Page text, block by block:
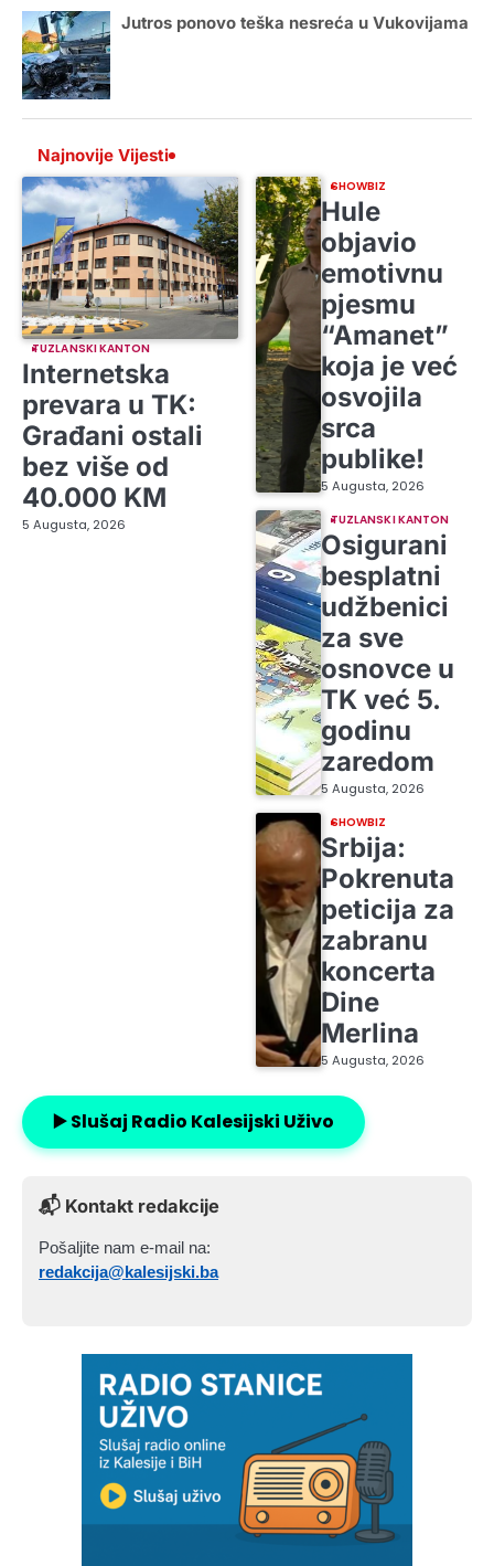
Jutros ponovo teška nesreća u Vukovijama
Najnovije Vijesti
TUZLANSKI KANTON
Internetska
prevara u TK:
Građani ostali
bez više od
40.000 KM
5 Augusta, 2026
SHOWBIZ
Hule
objavio
emotivnu
pjesmu
“Amanet”
koja je već
osvojila
srca
publike!
5 Augusta, 2026
TUZLANSKI KANTON
Osigurani
besplatni
udžbenici
za sve
osnovce u
TK već 5.
godinu
zaredom
5 Augusta, 2026
SHOWBIZ
Srbija:
Pokrenuta
peticija za
zabranu
koncerta
Dine
Merlina
5 Augusta, 2026
▶️ Slušaj Radio Kalesijski Uživo
📬 Kontakt redakcije
Pošaljite nam e-mail na:
redakcija@kalesijski.ba